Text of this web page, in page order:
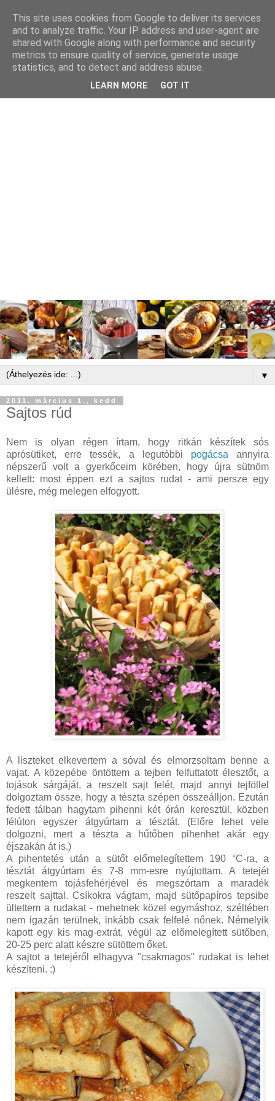
▼
2011. március 1., kedd
Sajtos rúd
Nem is olyan régen írtam, hogy ritkán készítek sós
aprósütiket, erre tessék, a legutóbbi pogácsa annyira
népszerű volt a gyerkőceim körében, hogy újra sütnöm
kellett: most éppen ezt a sajtos rudat - ami persze egy
ülésre, még melegen elfogyott.
A liszteket elkevertem a sóval és elmorzsoltam benne a
vajat. A közepébe öntöttem a tejben felfuttatott élesztőt, a
tojások sárgáját, a reszelt sajt felét, majd annyi tejföllel
dolgoztam össze, hogy a tészta szépen összeálljon. Ezután
fedett tálban hagytam pihenni két órán keresztül, közben
félúton egyszer átgyúrtam a tésztát. (Előre lehet vele
dolgozni, mert a tészta a hűtőben pihenhet akár egy
éjszakán át is.)
A pihentetés után a sütőt előmelegítettem 190 °C-ra, a
tésztát átgyúrtam és 7-8 mm-esre nyújtottam. A tetejét
megkentem tojásfehérjével és megszórtam a maradék
reszelt sajttal. Csíkokra vágtam, majd sütőpapíros tepsibe
ültettem a rudakat - mehetnek közel egymáshoz, széltében
nem igazán terülnek, inkább csak felfelé nőnek. Némelyik
kapott egy kis mag-extrát, végül az előmelegített sütőben,
20-25 perc alatt készre sütöttem őket.
A sajtot a tetejéről elhagyva "csakmagos" rudakat is lehet
készíteni. :)
This site uses cookies from Google to deliver its services
and to analyze traffic. Your IP address and user-agent are
shared with Google along with performance and security
metrics to ensure quality of service, generate usage
statistics, and to detect and address abuse.
LEARN MORE GOT IT